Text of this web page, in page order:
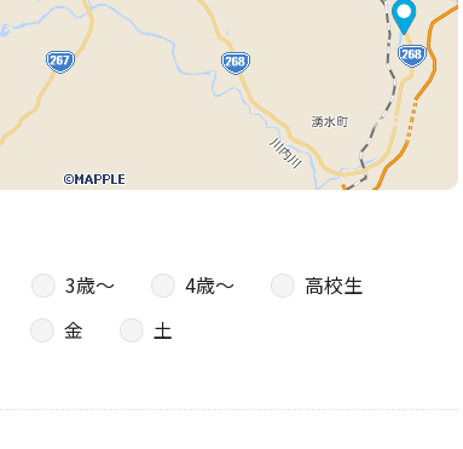
3歳〜 4歳〜
高校生
金
土